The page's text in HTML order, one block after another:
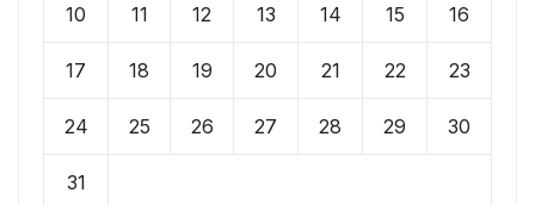
10 11 12 13 14 15 16
17 18 19 20 21 22 23
24 25 26 27 28 29 30
31